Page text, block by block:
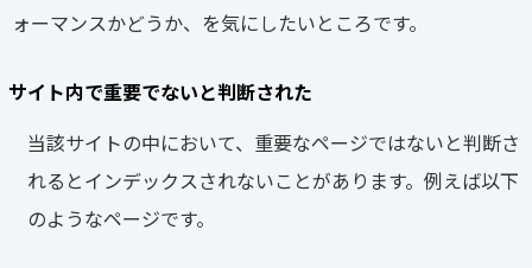
ォーマンスかどうか、を気にしたいところです。
サイト内で重要でないと判断された
当該サイトの中において、重要なページではないと判断さ
れるとインデックスされないことがあります。例えば以下
のようなページです。